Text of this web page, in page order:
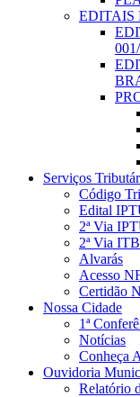
EDITAIS
Serviços
Código
Edital
2ª Via
2ª Via
Alvarás
Acesso
Certidão
Nossa Cidade
1ª
Notícias
Conheça
Ouvidoria
Relatório